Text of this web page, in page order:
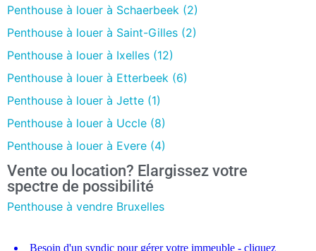
Penthouse à louer à Schaerbeek (2)
Penthouse à louer à Saint-Gilles (2)
Penthouse à louer à Ixelles (12)
Penthouse à louer à Etterbeek (6)
Penthouse à louer à Jette (1)
Penthouse à louer à Uccle (8)
Penthouse à louer à Evere (4)
Vente ou location? Elargissez votre
spectre de possibilité
Penthouse à vendre Bruxelles